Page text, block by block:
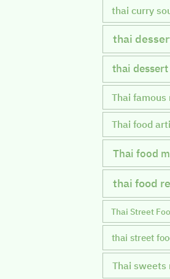
thai curry
thai
thai
Thai famous
Thai food
Thai food
thai food
Thai Street
thai street
Thai sweets